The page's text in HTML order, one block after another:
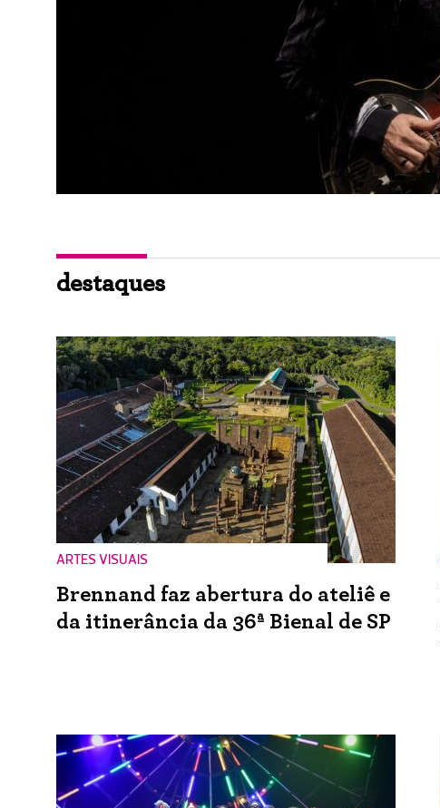
destaques
ARTES VISUAIS
Brennand faz abertura do ateliê e
da itinerância da 36ª Bienal de SP